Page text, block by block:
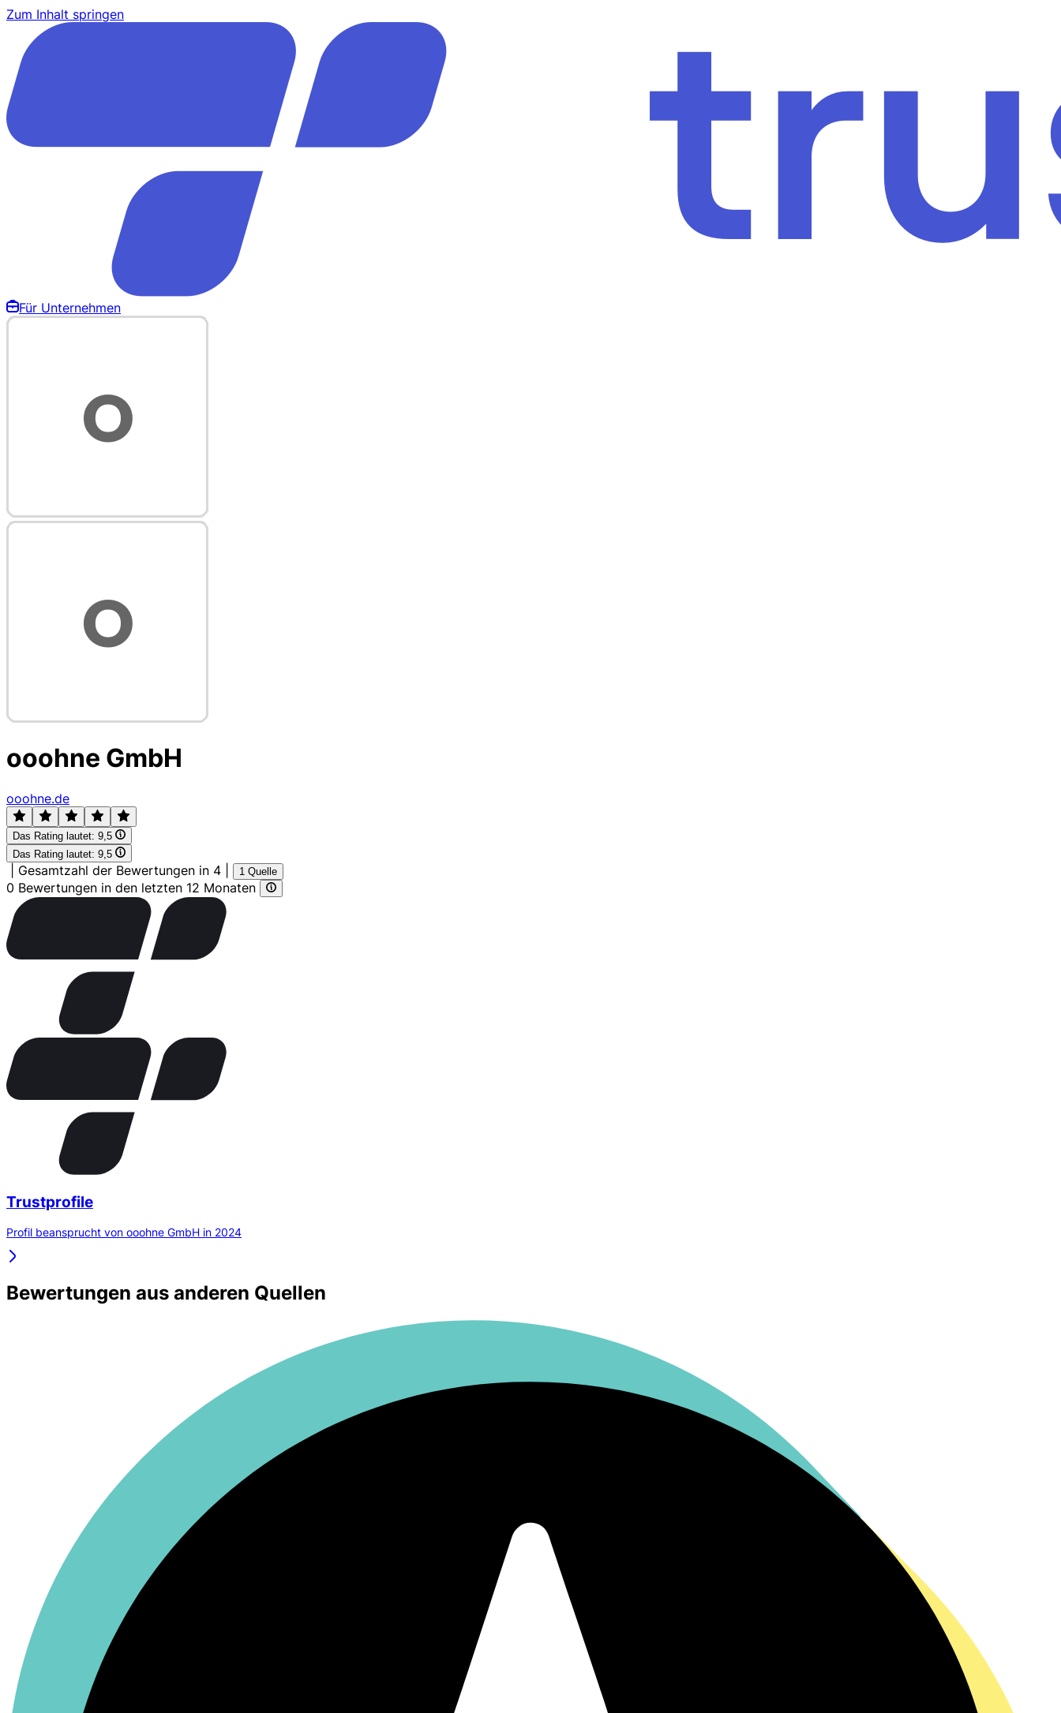
Zum Inhalt springen
Für Unternehmen
ooohne GmbH
ooohne.de
Das Rating lautet: 9,5
Das Rating lautet: 9,5
Gesamtzahl der Bewertungen in 4 1 Quelle
0 Bewertungen in den letzten 12 Monaten
Trustprofile
Profil beansprucht von ooohne GmbH in 2024
Bewertungen aus anderen Quellen